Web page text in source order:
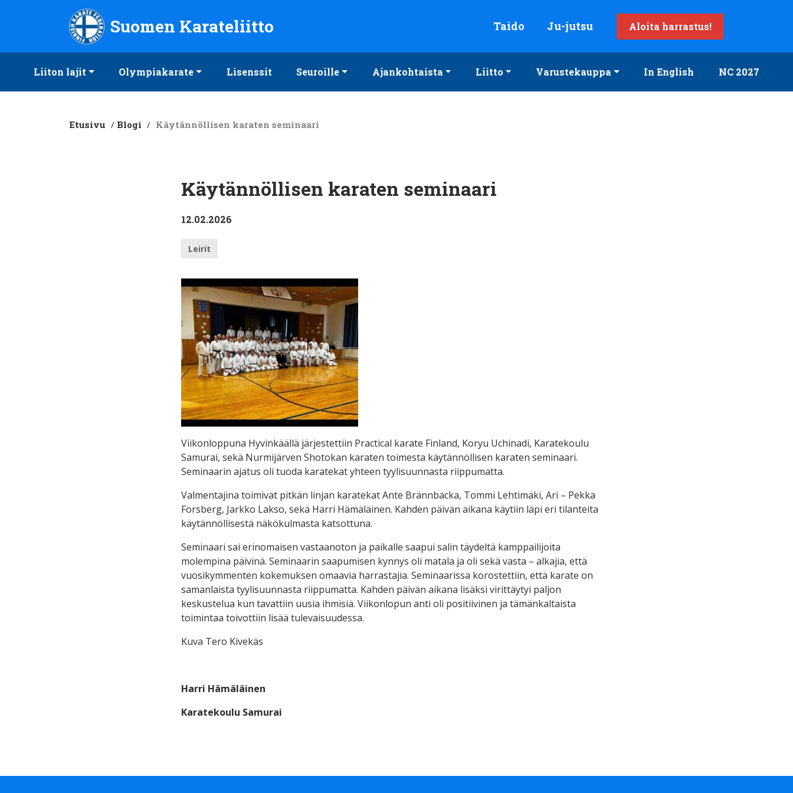
Suomen Karateliitto ry
Suomen Karateliitto Taido Ju-jutsu Aloita harrastus!
Liiton lajit Olympiakarate Lisenssit Seuroille Ajankohtaista Liitto Varustekauppa In English NC 2027
Etusivu / Blogi / Käytännöllisen karaten seminaari
Käytännöllisen karaten seminaari
12.02.2026
Leirit
Viikonloppuna Hyvinkäällä järjestettiin Practical karate Finland, Koryu Uchinadi, Karatekoulu
Samurai, sekä Nurmijärven Shotokan karaten toimesta käytännöllisen karaten seminaari.
Seminaarin ajatus oli tuoda karatekat yhteen tyylisuunnasta riippumatta.
Valmentajina toimivat pitkän linjan karatekat Ante Brännbacka, Tommi Lehtimäki, Ari – Pekka
Forsberg, Jarkko Lakso, sekä Harri Hämäläinen. Kahden päivän aikana käytiin läpi eri tilanteita
käytännöllisestä näkökulmasta katsottuna.
Seminaari sai erinomaisen vastaanoton ja paikalle saapui salin täydeltä kamppailijoita
molempina päivinä. Seminaarin saapumisen kynnys oli matala ja oli sekä vasta – alkajia, että
vuosikymmenten kokemuksen omaavia harrastajia. Seminaarissa korostettiin, että karate on
samanlaista tyylisuunnasta riippumatta. Kahden päivän aikana lisäksi virittäytyi paljon
keskustelua kun tavattiin uusia ihmisiä. Viikonlopun anti oli positiivinen ja tämänkaltaista
toimintaa toivottiin lisää tulevaisuudessa.
Kuva Tero Kivekäs
Harri Hämäläinen
Karatekoulu Samurai